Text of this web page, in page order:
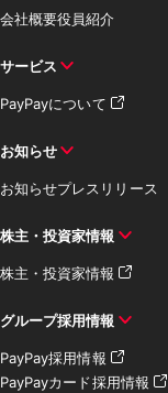
会社概要役員紹介
サービス
PayPayについて
お知らせ
お知らせプレスリリース
株主・投資家情報
株主・投資家情報
グループ採用情報
PayPay採用情報
PayPayカード採用情報